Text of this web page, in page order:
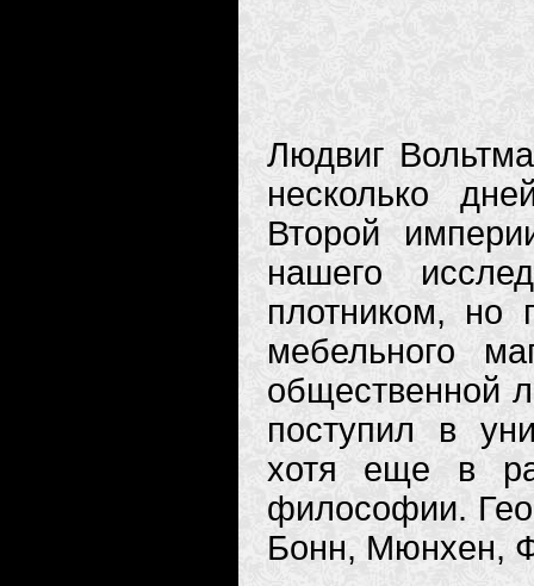
Людвиг
несколько
Второй
нашего
плотником, но
мебельного
общественной
поступил в
хотя еще в
философии.
Бонн, Мюнхен,